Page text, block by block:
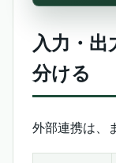
入力・出
分ける
外部連携は、